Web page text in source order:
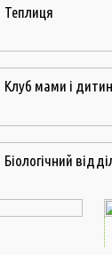
Теплиця
Клуб мами і
Біологічний